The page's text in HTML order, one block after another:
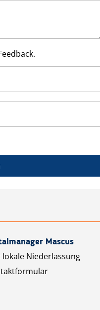
Mascus
lokale Niederlassung